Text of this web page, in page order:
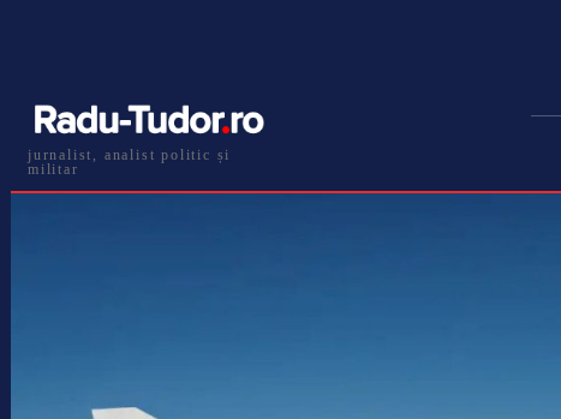
jurnalist, analist politic și
militar